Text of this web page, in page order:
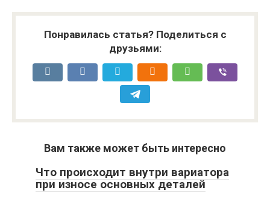
Понравилась статья? Поделиться с
друзьями:
Вам также может быть интересно
Что происходит внутри вариатора
при износе основных деталей